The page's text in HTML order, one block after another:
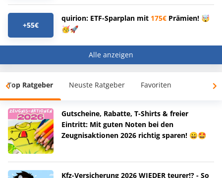
+55€
quirion: ETF-Sparplan mit 175€ Prämien! 🤯
🥳🚀
Alle anzeigen
Top Ratgeber Neuste Ratgeber Favoriten
Gutscheine, Rabatte, T-Shirts & freier
Eintritt: Mit guten Noten bei den
Zeugnisaktionen 2026 richtig sparen! 😀🤩
Kfz-Versicherung 2026 WIEDER teurer!? - So